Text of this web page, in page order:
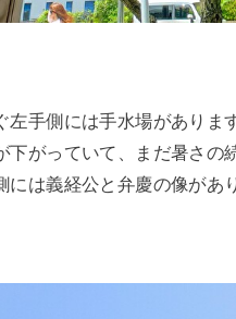
左手側には手水場がありま
下がっていて、まだ暑さの
には義経公と弁慶の像があ